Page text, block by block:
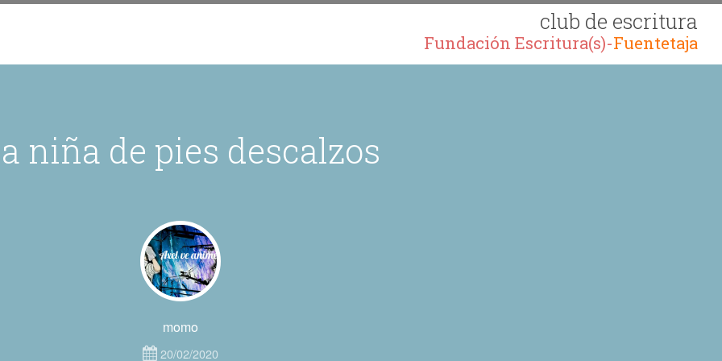
club de escritura
Fundación Escritura(s)-Fuentetaja
niña de pies descalzos
momo
20/02/2020